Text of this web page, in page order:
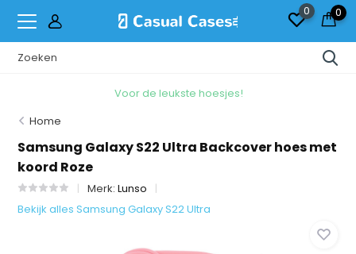
0 0
Voor de leukste hoesjes!
Home
Samsung Galaxy S22 Ultra Backcover hoes met
koord Roze
Merk:Lunso
Bekijk alles Samsung Galaxy S22 Ultra